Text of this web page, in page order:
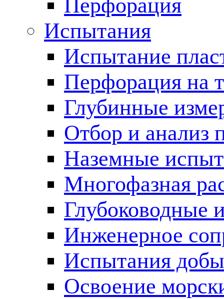
Перфорация
Испытания
Испытание
Перфорация на
Глубинные
Отбор и анализ
Наземные
Многофазная
Глубоководные
Инженерное
Испытания
Освоение